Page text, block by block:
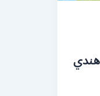
هندي